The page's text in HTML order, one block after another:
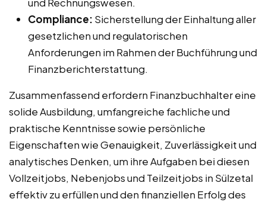
und Rechnungswesen.
Compliance: Sicherstellung der Einhaltung aller
gesetzlichen und regulatorischen
Anforderungen im Rahmen der Buchführung und
Finanzberichterstattung.
Zusammenfassend erfordern Finanzbuchhalter eine
solide Ausbildung, umfangreiche fachliche und
praktische Kenntnisse sowie persönliche
Eigenschaften wie Genauigkeit, Zuverlässigkeit und
analytisches Denken, um ihre Aufgaben bei diesen
Vollzeitjobs, Nebenjobs und Teilzeitjobs in Sülzetal
effektiv zu erfüllen und den finanziellen Erfolg des